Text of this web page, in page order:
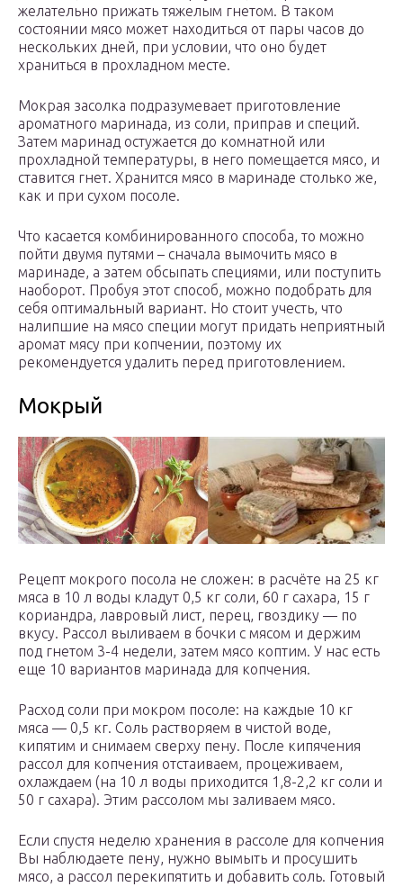
желательно прижать тяжелым гнетом. В таком
состоянии мясо может находиться от пары часов до
нескольких дней, при условии, что оно будет
храниться в прохладном месте.
Мокрая засолка подразумевает приготовление
ароматного маринада, из соли, приправ и специй.
Затем маринад остужается до комнатной или
прохладной температуры, в него помещается мясо, и
ставится гнет. Хранится мясо в маринаде столько же,
как и при сухом посоле.
Что касается комбинированного способа, то можно
пойти двумя путями – сначала вымочить мясо в
маринаде, а затем обсыпать специями, или поступить
наоборот. Пробуя этот способ, можно подобрать для
себя оптимальный вариант. Но стоит учесть, что
налипшие на мясо специи могут придать неприятный
аромат мясу при копчении, поэтому их
рекомендуется удалить перед приготовлением.
Мокрый
Рецепт мокрого посола не сложен: в расчёте на 25 кг
мяса в 10 л воды кладут 0,5 кг соли, 60 г сахара, 15 г
кориандра, лавровый лист, перец, гвоздику — по
вкусу. Рассол выливаем в бочки с мясом и держим
под гнетом 3-4 недели, затем мясо коптим. У нас есть
еще 10 вариантов маринада для копчения.
Расход соли при мокром посоле: на каждые 10 кг
мяса — 0,5 кг. Соль растворяем в чистой воде,
кипятим и снимаем сверху пену. После кипячения
рассол для копчения отстаиваем, процеживаем,
охлаждаем (на 10 л воды приходится 1,8-2,2 кг соли и
50 г сахара). Этим рассолом мы заливаем мясо.
Если спустя неделю хранения в рассоле для копчения
Вы наблюдаете пену, нужно вымыть и просушить
мясо, а рассол перекипятить и добавить соль. Готовый